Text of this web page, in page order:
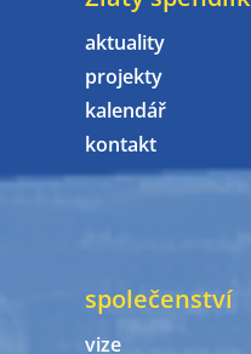
aktuality
projekty
kalendář
kontakt
společenství
vize